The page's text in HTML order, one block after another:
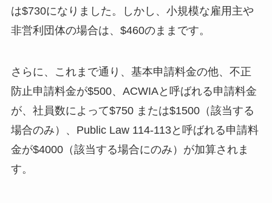
は$730になりました。しかし、小規模な雇用主や
非営利団体の場合は、$460のままです。
さらに、これまで通り、基本申請料金の他、不正
防止申請料金が$500、ACWIAと呼ばれる申請料金
が、社員数によって$750 または$1500（該当する
場合のみ）、Public Law 114-113と呼ばれる申請料
金が$4000（該当する場合にのみ）が加算されま
す。